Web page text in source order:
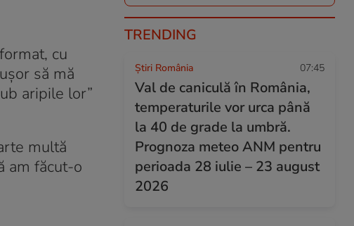
cu
să mă
aripile lor”
multă
am făcut-o
TRENDING
Știri România 07:45
Val de caniculă în România,
temperaturile vor urca până
la 40 de grade la umbră.
Prognoza meteo ANM pentru
perioada 28 iulie – 23 august
2026